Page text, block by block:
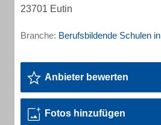
23701 Eutin
Branche: Berufsbildende Schulen
Anbieter bewerten
Fotos hinzufügen